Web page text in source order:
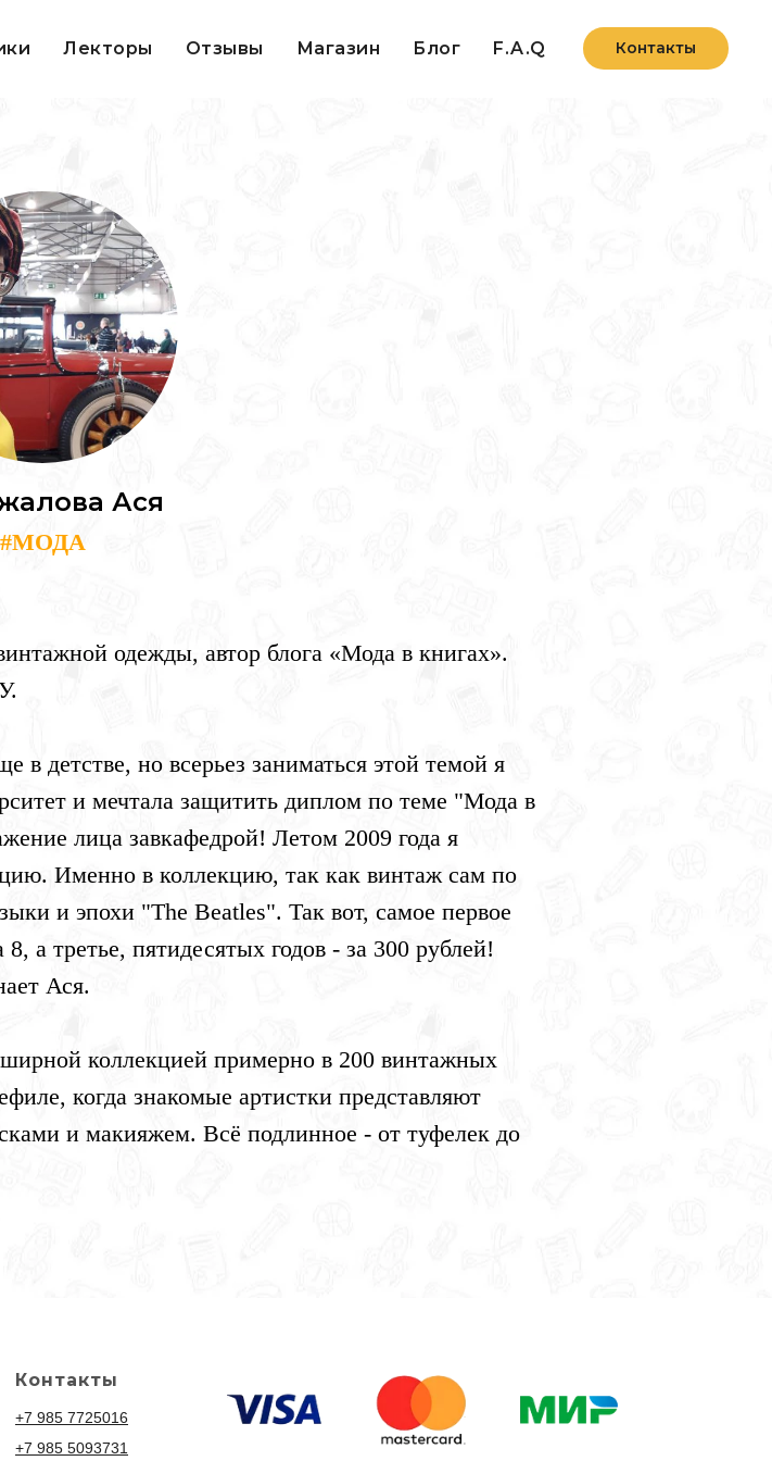
Лекторы Отзывы Магазин Блог F.A.Q Контакты
Ася
#МОДА
одежды, автор блога «Мода в книгах».
детстве, но всерьез заниматься этой темой я
и мечтала защитить диплом по теме "Мода в
лица завкафедрой! Летом 2009 года я
Именно в коллекцию, так как винтаж сам по
и эпохи "The Beatles". Так вот, самое первое
а третье, пятидесятых годов - за 300 рублей!
Ася.
коллекцией примерно в 200 винтажных
когда знакомые артистки представляют
и макияжем. Всё подлинное - от туфелек до
Контакты
+7 985 7725016
+7 985 5093731